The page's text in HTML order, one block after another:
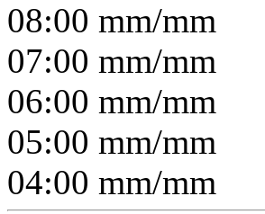
08:00 mm/mm
07:00 mm/mm
06:00 mm/mm
05:00 mm/mm
04:00 mm/mm